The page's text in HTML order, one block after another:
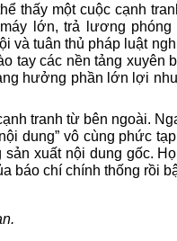
thấy một cuộc cạnh
lớn, trả lương
và tuân thủ pháp luật
tay các nền tảng xuyên
hưởng phần lớn lợi
tranh từ bên ngoài.
dung” vô cùng phức
xuất nội dung gốc.
báo chí chính thống rồi